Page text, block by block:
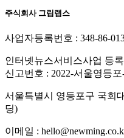
주식회사 그립랩스
사업자등록번호 : 348-86-
인터넷뉴스서비스사업 등
신고번호 : 2022-서울영등포
서울특별시 영등포구 국회
딩)
이메일 :